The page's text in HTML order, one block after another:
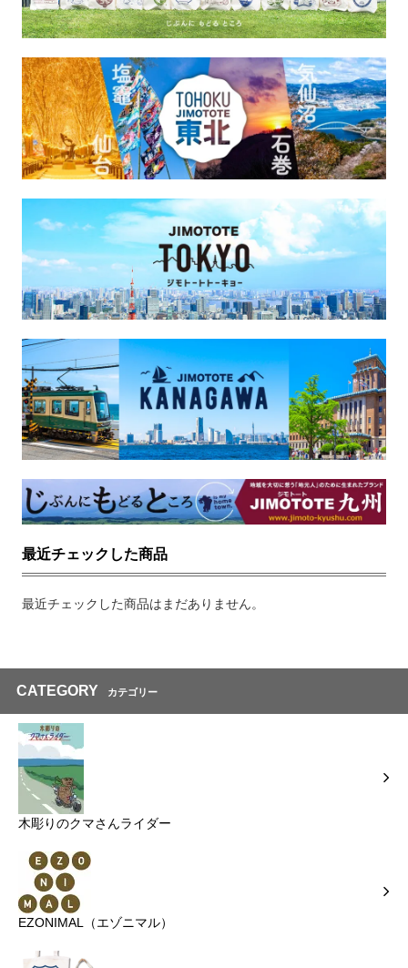
最近チェックした商品
最近チェックした商品はまだありません。
CATEGORY カテゴリー
木彫りのクマさんライダー
EZONIMAL（エゾニマル）